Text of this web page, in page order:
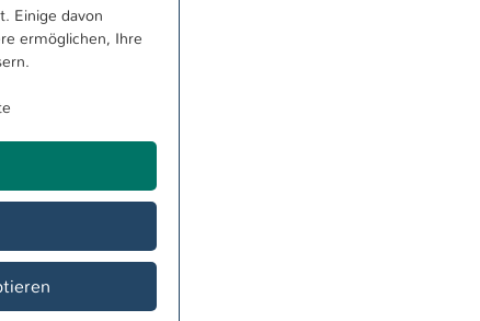
Einige davon
ermöglichen, Ihre